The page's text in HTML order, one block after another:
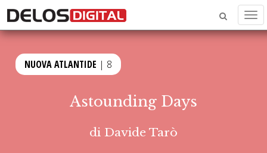
NUOVA ATLANTIDE | 8
Astounding Days
di Davide Tarò